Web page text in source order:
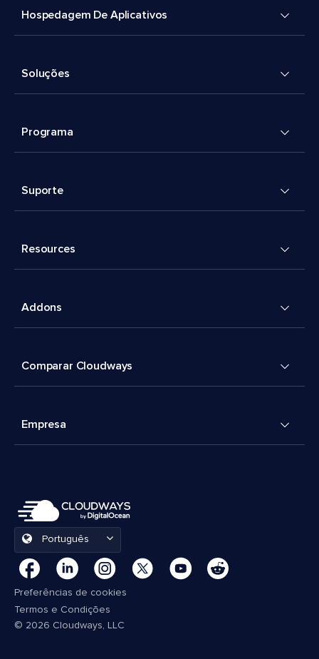
Hospedagem De Aplicativos
Soluções
Programa
Suporte
Resources
Addons
Comparar Cloudways
Empresa
Português
Preferências de cookies
Termos e Condições
© 2026 Cloudways, LLC